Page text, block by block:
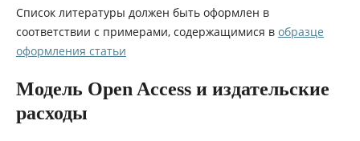
Список литературы должен быть оформлен в
соответствии с примерами, содержащимися в образце
оформления статьи
Модель Open Access и издательские
расходы